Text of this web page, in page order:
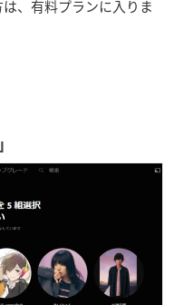
、有料プランに入りま